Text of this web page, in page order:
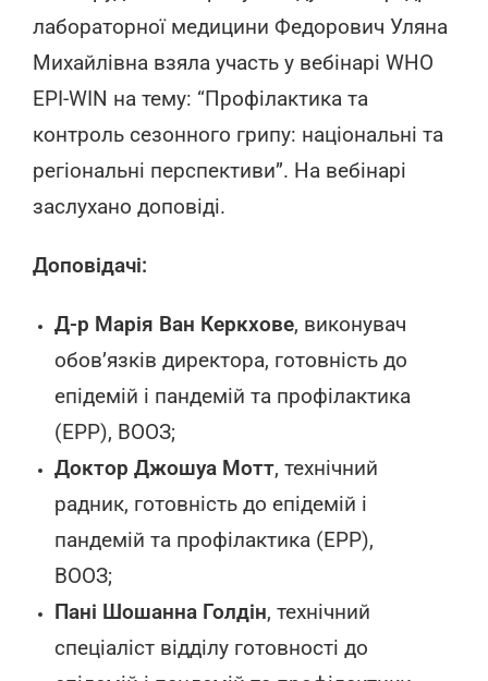
лабораторної медицини Федорович Уляна
Михайлівна взяла участь у вебінарі WHO
EPI-WIN на тему: “Профілактика та
контроль сезонного грипу: національні та
регіональні перспективи”. На вебінарі
заслухано доповіді.
Доповідачі:
Д-р Марія Ван Керкхове, виконувач
обов’язків директора, готовність до
епідемій і пандемій та профілактика
(EPP), ВООЗ;
Доктор Джошуа Мотт, технічний
радник, готовність до епідемій і
пандемій та профілактика (EPP),
ВООЗ;
Пані Шошанна Голдін, технічний
спеціаліст відділу готовності до